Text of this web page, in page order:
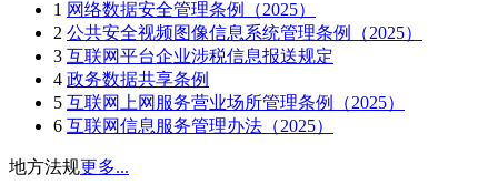
1 网络数据安全管理条例（2025）
2 公共安全视频图像信息系统管理条例（2025）
3 互联网平台企业涉税信息报送规定
4 政务数据共享条例
5 互联网上网服务营业场所管理条例（2025）
6 互联网信息服务管理办法（2025）
地方法规更多...